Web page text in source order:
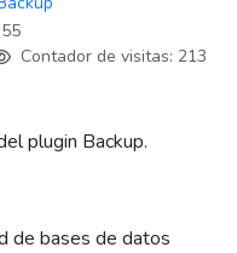
Contador de visitas: 213
plugin Backup.
de bases de datos